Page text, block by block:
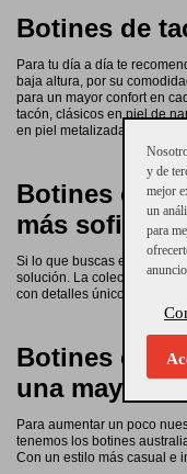
Botines de
Para tu día a día te
baja altura, por su
para un mayor confort en
tacón, clásicos en piel de
en piel metalizada o de
Botines de
más
Si lo que buscas es unos
solución. La colección de
con detalles únicos,
Botines con
una mayor
Para aumentar un poco
tenemos los botines
Con un estilo más casual e
y de
mejor
un
para